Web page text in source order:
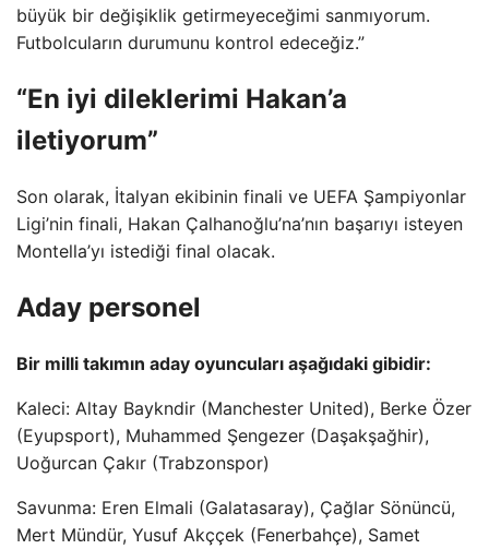
büyük bir değişiklik getirmeyeceğimi sanmıyorum.
Futbolcuların durumunu kontrol edeceğiz.”
“En iyi dileklerimi Hakan’a
iletiyorum”
Son olarak, İtalyan ekibinin finali ve UEFA Şampiyonlar
Ligi’nin finali, Hakan Çalhanoğlu’na’nın başarıyı isteyen
Montella’yı istediği final olacak.
Aday personel
Bir milli takımın aday oyuncuları aşağıdaki gibidir:
Kaleci: Altay Baykndir (Manchester United), Berke Özer
(Eyupsport), Muhammed Şengezer (Daşakşağhir),
Uoğurcan Çakır (Trabzonspor)
Savunma: Eren Elmali (Galatasaray), Çağlar Sönüncü,
Mert Mündür, Yusuf Akççek (Fenerbahçe), Samet